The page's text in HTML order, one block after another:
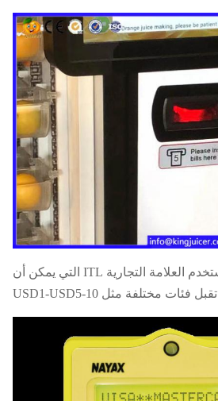
نحن متقبل الفواتير نستخدم العلامة التجارية ITL التي يمكن أن
تقبل فئات مختلفة مثل USD1-USD5-10